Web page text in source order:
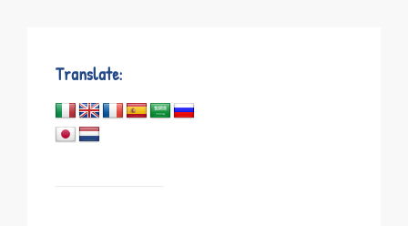
Translate: